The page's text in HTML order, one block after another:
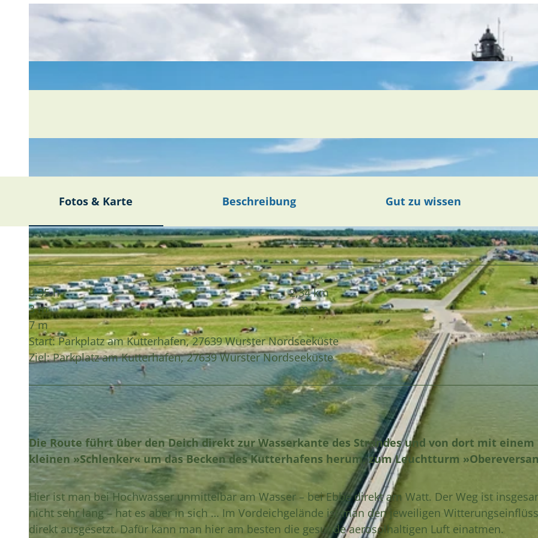
Fotos & Karte Beschreibung Gut zu wissen
0:35 h
2,34 km
3 m
4 m
7 m
Start: Parkplatz am Kutterhafen, 27639 Wurster Nordseeküste
Ziel: Parkplatz am Kutterhafen, 27639 Wurster Nordseeküste
Die Route führt über den Deich direkt zur Wasserkante des Strandes und von dort mit einem
kleinen »Schlenker« um das Becken des Kutterhafens herum, zum Leuchtturm
Hier ist man bei Hochwasser unmittelbar am Wasser – bei Ebbe direkt am Watt. Der Weg ist
nicht sehr lang – hat es aber in sich … Im Vordeichgelände ist man den jeweiligen
direkt ausgesetzt. Dafür kann man hier am besten die gesunde aerosolhaltigen Luft einatmen.